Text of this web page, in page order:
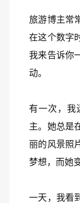
旅游博主常
在这个数字
我来告诉你
动。
有一次，我
主。她总是
丽的风景照
梦想，而她
一天，我看